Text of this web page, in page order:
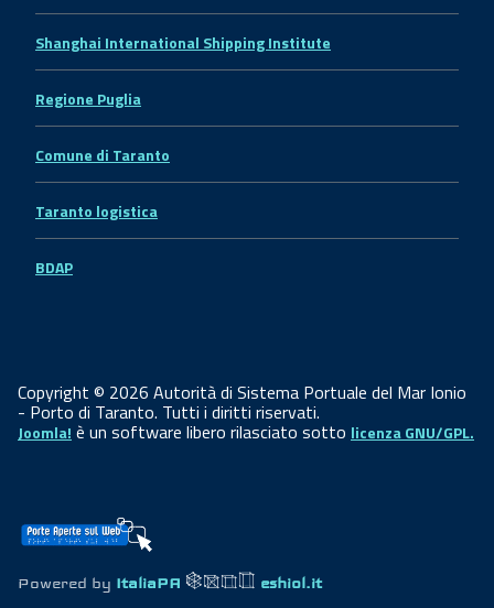
Shanghai International Shipping Institute
Regione Puglia
Comune di Taranto
Taranto logistica
BDAP
Copyright © 2026 Autorità di Sistema Portuale del Mar Ionio
- Porto di Taranto. Tutti i diritti riservati.
Joomla! è un software libero rilasciato sotto licenza GNU/GPL.
Powered by ItaliaPA eshiol.it